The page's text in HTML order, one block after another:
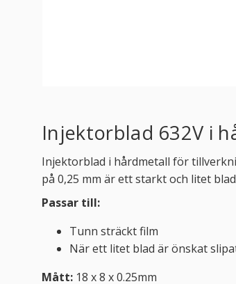
Injektorblad 632V i
Injektorblad i hårdmetall för
på 0,25 mm är ett starkt och litet
Passar till:
Tunn sträckt film
När ett litet blad är önskat
Mått: 18 x 8 x 0.25mm